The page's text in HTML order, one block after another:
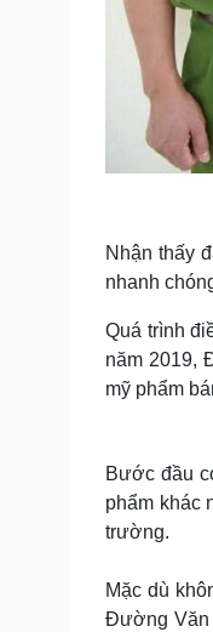
Nhận thấy
nhanh
Quá trình
năm 2019,
mỹ phẩm
Bước đầu
phẩm khác
trường.
Mặc dù
Đường Văn